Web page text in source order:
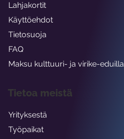
Lahjakortit
Käyttöehdot
Tietosuoja
FAQ
Maksu kulttuuri- ja virike-eduilla
Tietoa meistä
Yrityksestä
Työpaikat